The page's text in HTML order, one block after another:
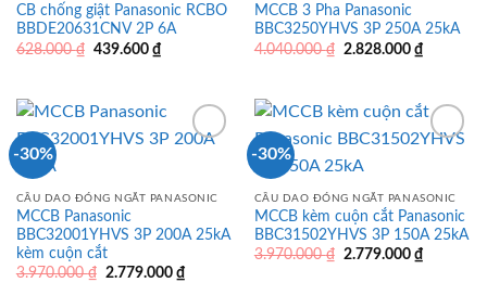
CB chống giật Panasonic RCBO
BBDE20631CNV 2P 6A
628.000₫ Giá
439.600 ₫Giá
hiện
439.600 ₫.
MCCB 3 Pha Panasonic
BBC3250YHVS 3P 250A 25kA
4.040.000₫ Giá
2.828.000 ₫Giá
hiện
-30%
CẦU DAO ĐÓNG NGẮT PANASONIC
MCCB Panasonic
BBC32001YHVS 3P 200A 25kA
kèm cuộn cắt
3.970.000₫ Giá
2.779.000 ₫Giá
-30%
CẦU DAO ĐÓNG NGẮT PANASONIC
MCCB kèm cuộn cắt Panasonic
BBC31502YHVS 3P 150A 25kA
3.970.000₫ Giá
2.779.000 ₫Giá